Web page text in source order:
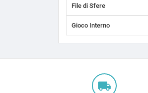
File di Sfere
Gioco Interno
local_shipping